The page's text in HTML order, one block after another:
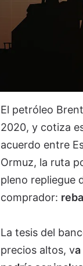
El petróleo
2020, y cotiza
acuerdo entre
Ormuz, la ruta
pleno repliegue
comprador:
La tesis del
precios altos, va